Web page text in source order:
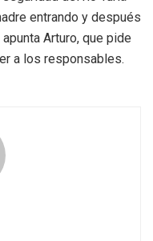
entrando y después
Arturo, que pide
a los responsables.